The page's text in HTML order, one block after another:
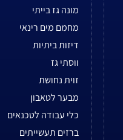
מונה גז בייתי
מחמם מים רינאי
דיזות ביתיות
ווסתי גז
זוית נחושת
מבער לטאבון
כלי עבודה לטכנאים
ברזים תעשייתים